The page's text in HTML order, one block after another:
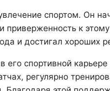
спортом. Он
приверженность к
и достигал хороших
его спортивной
регулярно